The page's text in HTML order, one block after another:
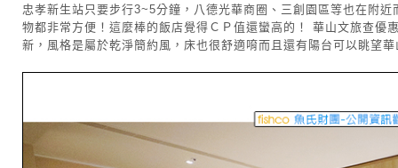
忠孝新生站只要步行3~5分鐘，八德光華商圈、三創園區等也在附
物都非常方便！這麼棒的飯店覺得ＣＰ值還蠻高的！ 華山文旅查優
新，風格是屬於乾淨簡約風，床也很舒適唷而且還有陽台可以眺望